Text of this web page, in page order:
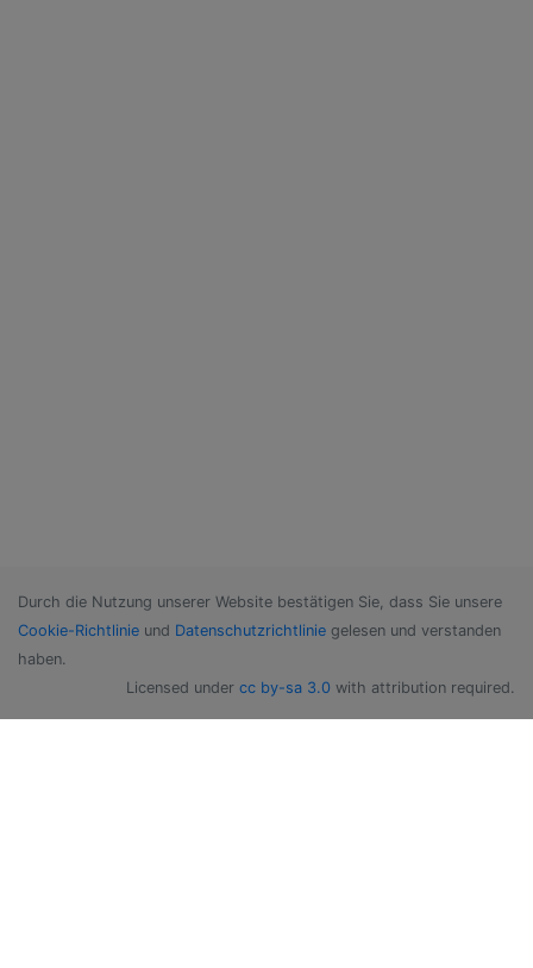
Durch die Nutzung unserer Website bestätigen Sie, dass Sie unsere
Cookie-Richtlinie und Datenschutzrichtlinie gelesen und verstanden
haben.
Licensed under cc by-sa 3.0 with attribution required.